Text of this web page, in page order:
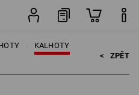
KALHOTY
< ZPĚT